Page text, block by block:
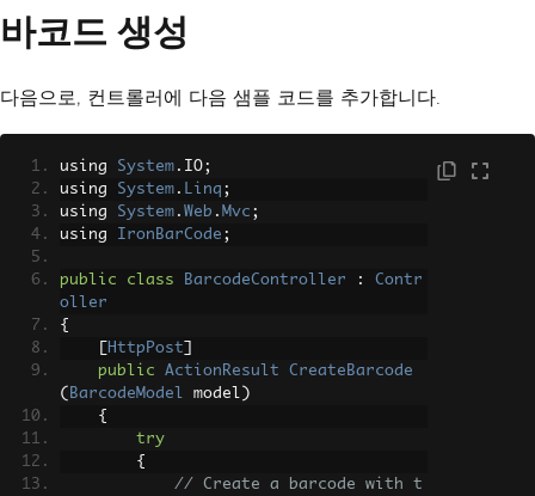
바코드 생성
다음으로, 컨트롤러에 다음 샘플 코드를 추가합니다.
using System . IO;
using System . Linq ;
using System . Web . Mvc ;
using IronBarCode ;
public class BarcodeController :
Contr
oller
{
HttpPost
public
ActionResult
CreateBarcode
( BarcodeModel model )
{
try
{
// Create a barcode with t